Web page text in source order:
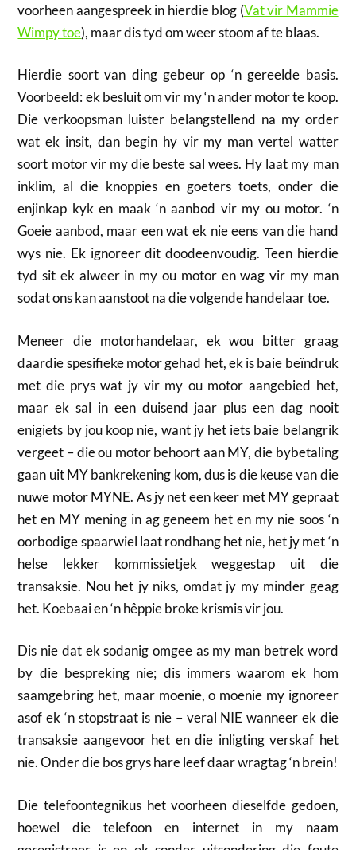
voorheen aangespreek in hierdie blog (Vat vir Mammie
Wimpy toe), maar dis tyd om weer stoom af te blaas.
Hierdie soort van ding gebeur op ‘n gereelde basis.
Voorbeeld: ek besluit om vir my ‘n ander motor te koop.
Die verkoopsman luister belangstellend na my order
wat ek insit, dan begin hy vir my man vertel watter
soort motor vir my die beste sal wees. Hy laat my man
inklim, al die knoppies en goeters toets, onder die
enjinkap kyk en maak ‘n aanbod vir my ou motor. ‘n
Goeie aanbod, maar een wat ek nie eens van die hand
wys nie. Ek ignoreer dit doodeenvoudig. Teen hierdie
tyd sit ek alweer in my ou motor en wag vir my man
sodat ons kan aanstoot na die volgende handelaar toe.
Meneer die motorhandelaar, ek wou bitter graag
daardie spesifieke motor gehad het, ek is baie beïndruk
met die prys wat jy vir my ou motor aangebied het,
maar ek sal in een duisend jaar plus een dag nooit
enigiets by jou koop nie, want jy het iets baie belangrik
vergeet – die ou motor behoort aan MY, die bybetaling
gaan uit MY bankrekening kom, dus is die keuse van die
nuwe motor MYNE. As jy net een keer met MY gepraat
het en MY mening in ag geneem het en my nie soos ‘n
oorbodige spaarwiel laat rondhang het nie, het jy met ‘n
helse lekker kommissietjek weggestap uit die
transaksie. Nou het jy niks, omdat jy my minder geag
het. Koebaai en ‘n hêppie broke krismis vir jou.
Dis nie dat ek sodanig omgee as my man betrek word
by die bespreking nie; dis immers waarom ek hom
saamgebring het, maar moenie, o moenie my ignoreer
asof ek ‘n stopstraat is nie – veral NIE wanneer ek die
transaksie aangevoor het en die inligting verskaf het
nie. Onder die bos grys hare leef daar wragtag ‘n brein!
Die telefoontegnikus het voorheen dieselfde gedoen,
hoewel die telefoon en internet in my naam